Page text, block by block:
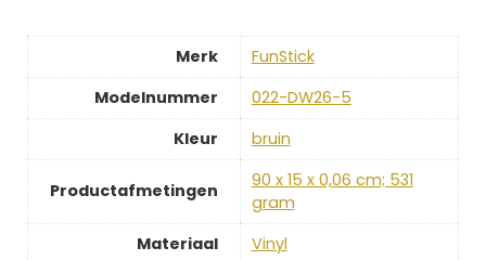
Merk
‎FunStick
Modelnummer
‎022-DW26-5
Kleur
‎bruin
Productafmetingen
‎90 x 15 x 0,06 cm; 531
gram
Materiaal
‎Vinyl